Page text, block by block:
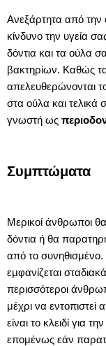
Ανεξάρτητα από την
κίνδυνο την υγεία
δόντια και τα ούλα
βακτηρίων. Καθώς τα
απελευθερώνονται
στα ούλα και τελικά
γνωστή ως
Συμπτώματα
Μερικοί άνθρωποι
δόντια ή θα
από το
εμφανίζεται
περισσότεροι
μέχρι να
είναι το κλειδί για
επομένως εάν